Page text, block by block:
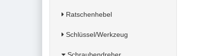
Ratschenhebel
Schlüssel/Werkzeug